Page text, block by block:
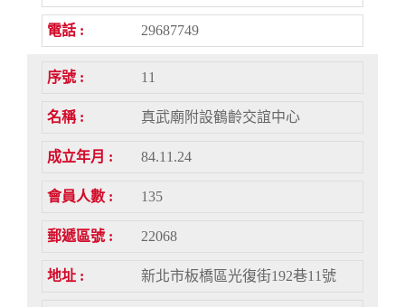
29687749
11
真武廟附設鶴齡交誼中心
84.11.24
135
22068
新北市板橋區光復街192巷11號